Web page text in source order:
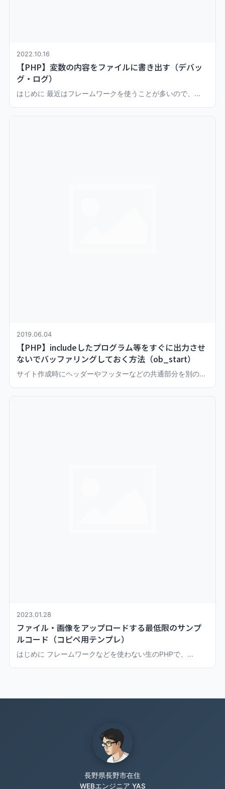
2022.10.16
【PHP】変数の内容をファイルに書き出す（デバッ
グ・ログ）
はじめに 最近はフレームワークを使うことが多いので、...
2019.06.04
【PHP】includeしたプログラム等をすぐに出力させ
ないでバッファリングしておく方法（ob_start）
サイト作成時にヘッダーやフッターなどの共通部分を別の...
2023.01.28
ファイル・画像をアップロードする最低限のサンプ
ルコード（コピペ用テンプレ）
はじめに フレームワークなどを使わない生のPHPで、...
長野県長野市在住
WEBエンジニア YAS